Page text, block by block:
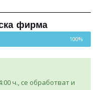
фирма
100%
ч., се обработват и